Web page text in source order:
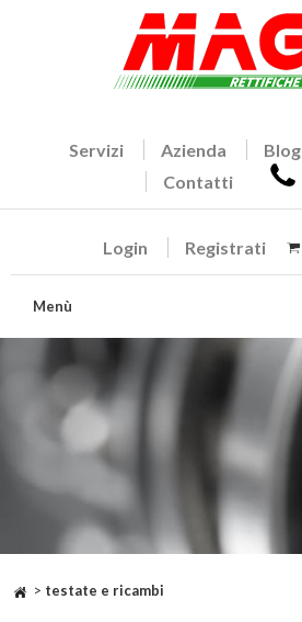
Servizi Azienda Blog
Contatti
Login Registrati
Menù
> testate e ricambi